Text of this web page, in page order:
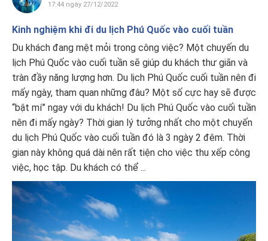
17:44 ngày 27/12/2022
Kinh nghiệm khi đi du lịch Phú Quốc vào cuối tuần
Du khách đang mệt mỏi trong công việc? Một chuyến du
lịch Phú Quốc vào cuối tuần sẽ giúp du khách thư giãn và
tràn đầy năng lượng hơn. Du lịch Phú Quốc cuối tuần nên đi
mấy ngày, tham quan những đâu? Một số cực hay sẽ được
“bật mí” ngay với du khách! Du lịch Phú Quốc vào cuối tuần
nên đi mấy ngày? Thời gian lý tưởng nhất cho một chuyến
du lịch Phú Quốc vào cuối tuần đó là 3 ngày 2 đêm. Thời
gian này không quá dài nên rất tiện cho việc thu xếp công
việc, học tập. Du khách có thể ...